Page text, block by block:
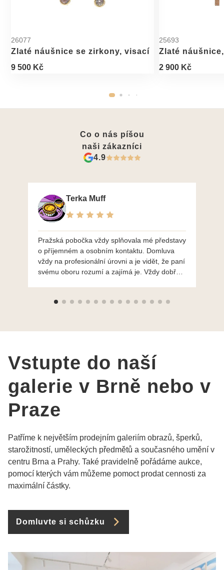
26077
Zlaté náušnice se zirkony, visací
9 500 Kč
25693
Zlaté
2 900 Kč
Co o nás píšou
naši zákazníci
4.9
Terka Muff
Pražská pobočka vždy splňovala mé představy
o příjemném a osobním kontaktu. Domluva
vždy na profesionální úrovni a je vidět, že paní
svému oboru rozumí a zajímá je. Vždy dobře a
výběru, jak už bylo napsáno - na požádání
Vstupte do naší
galerie v Brně nebo v
Praze
Patříme k největším prodejním galeriím obrazů, šperků,
starožitností, uměleckých předmětů a současného umění v
centru Brna a Prahy. Také pravidelně pořádáme aukce,
pomocí kterých vám můžeme pomoct prodat cennosti za
maximální částky.
Domluvte si schůzku